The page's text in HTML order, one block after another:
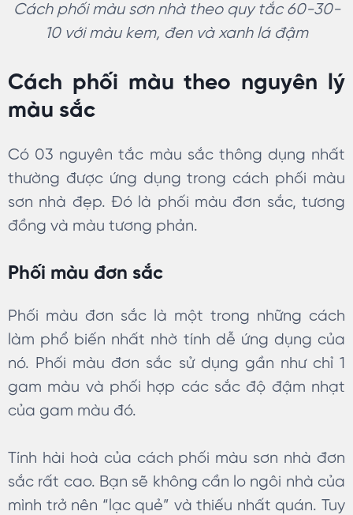
Cách phối màu sơn nhà theo quy tắc 60-30-
10 với màu kem, đen và xanh lá đậm
Cách phối màu theo nguyên lý
màu sắc
Có 03 nguyên tắc màu sắc thông dụng nhất
thường được ứng dụng trong cách phối màu
sơn nhà đẹp. Đó là phối màu đơn sắc, tương
đồng và màu tương phản.
Phối màu đơn sắc
Phối màu đơn sắc là một trong những cách
làm phổ biến nhất nhờ tính dễ ứng dụng của
nó. Phối màu đơn sắc sử dụng gần như chỉ 1
gam màu và phối hợp các sắc độ đậm nhạt
của gam màu đó.
Tính hài hoà của cách phối màu sơn nhà đơn
sắc rất cao. Bạn sẽ không cần lo ngôi nhà của
mình trở nên “lạc quẻ” và thiếu nhất quán. Tuy